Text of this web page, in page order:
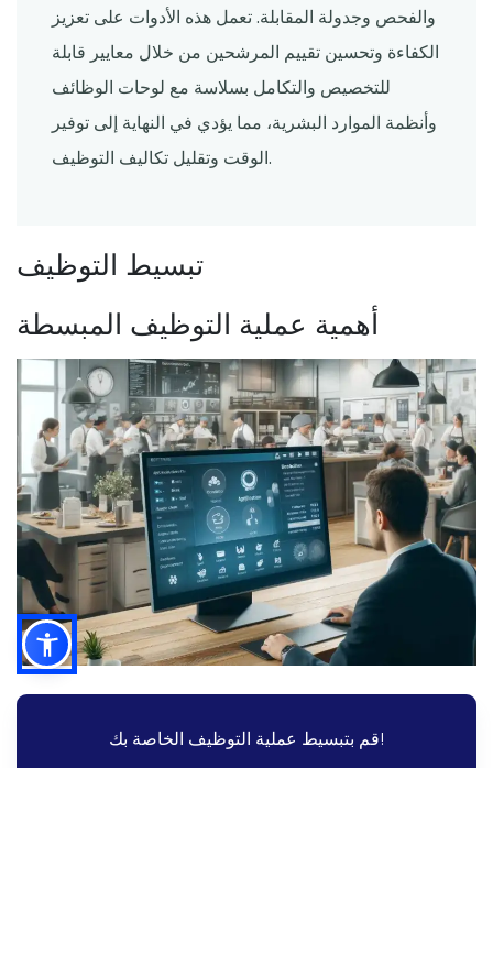
والفحص وجدولة المقابلة. تعمل هذه الأدوات على تعزيز
الكفاءة وتحسين تقييم المرشحين من خلال معايير قابلة
للتخصيص والتكامل بسلاسة مع لوحات الوظائف
وأنظمة الموارد البشرية، مما يؤدي في النهاية إلى توفير
الوقت وتقليل تكاليف التوظيف.
تبسيط التوظيف
أهمية عملية التوظيف المبسطة
قم بتبسيط عملية التوظيف الخاصة بك!